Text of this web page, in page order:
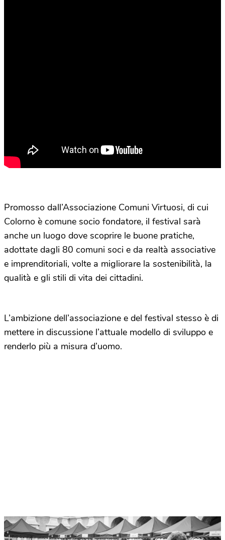
Promosso dall’Associazione Comuni Virtuosi, di cui
Colorno è comune socio fondatore, il festival sarà
anche un luogo dove scoprire le buone pratiche,
adottate dagli 80 comuni soci e da realtà associative
e imprenditoriali, volte a migliorare la sostenibilità, la
qualità e gli stili di vita dei cittadini.
L’ambizione dell’associazione e del festival stesso è di
mettere in discussione l’attuale modello di sviluppo e
renderlo più a misura d’uomo.